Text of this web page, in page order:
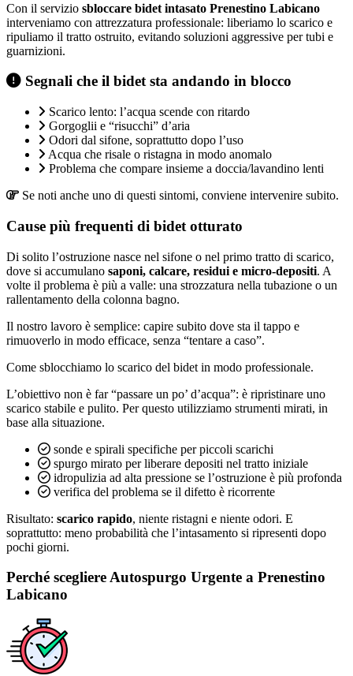
Con il servizio sbloccare bidet intasato Prenestino Labicano
interveniamo con attrezzatura professionale: liberiamo lo scarico e
ripuliamo il tratto ostruito, evitando soluzioni aggressive per tubi e
guarnizioni.
Segnali che il bidet sta andando in blocco
Scarico lento: l’acqua scende con ritardo
Gorgoglii e “risucchi” d’aria
Odori dal sifone, soprattutto dopo l’uso
Acqua che risale o ristagna in modo anomalo
Problema che compare insieme a doccia/lavandino lenti
Se noti anche uno di questi sintomi, conviene intervenire subito.
Cause più frequenti di bidet otturato
Di solito l’ostruzione nasce nel sifone o nel primo tratto di scarico,
dove si accumulano saponi, calcare, residui e micro-depositi. A
volte il problema è più a valle: una strozzatura nella tubazione o un
rallentamento della colonna bagno.
Il nostro lavoro è semplice: capire subito dove sta il tappo e
rimuoverlo in modo efficace, senza “tentare a caso”.
Come sblocchiamo lo scarico del bidet in modo professionale.
L’obiettivo non è far “passare un po’ d’acqua”: è ripristinare uno
scarico stabile e pulito. Per questo utilizziamo strumenti mirati, in
base alla situazione.
sonde e spirali specifiche per piccoli scarichi
spurgo mirato per liberare depositi nel tratto iniziale
idropulizia ad alta pressione se l’ostruzione è più profonda
verifica del problema se il difetto è ricorrente
Risultato: scarico rapido, niente ristagni e niente odori. E
soprattutto: meno probabilità che l’intasamento si ripresenti dopo
pochi giorni.
Perché scegliere Autospurgo Urgente a Prenestino
Labicano